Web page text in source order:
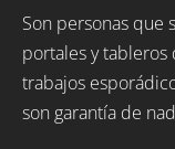
Son personas que
portales y tableros
trabajos
son garantía de